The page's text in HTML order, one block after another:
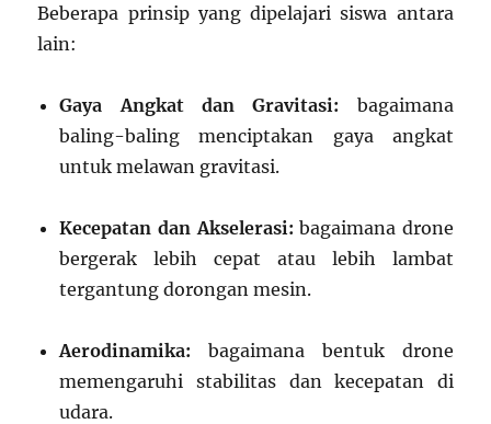
Beberapa prinsip yang dipelajari siswa antara
lain:
Gaya Angkat dan Gravitasi: bagaimana
baling-baling menciptakan gaya angkat
untuk melawan gravitasi.
Kecepatan dan Akselerasi: bagaimana drone
bergerak lebih cepat atau lebih lambat
tergantung dorongan mesin.
Aerodinamika: bagaimana bentuk drone
memengaruhi stabilitas dan kecepatan di
udara.